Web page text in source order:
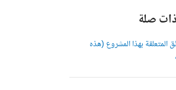
صلة
المتعلقة بهذا المشروع (هذه